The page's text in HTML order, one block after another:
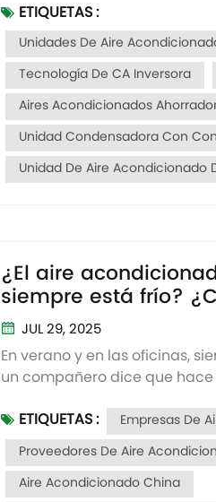
costoso y consume más
exactamente la capacidad
necesito para el tamaño de
ETIQUETAS :
Unidades De Aire
Tecnología De CA Inversora
Aires Acondicionados
Unidad Condensadora Con
Unidad De Aire Acondicionado
¿El aire
siempre está frío?
de aire?
JUL 29, 2025
En verano y en las oficinas,
un compañero dice que
mismo tiempo otro
frío. Siempre hay gente que no
ETIQUETAS :
Empresas De
Proveedores De Aire
Aire Acondicionado China